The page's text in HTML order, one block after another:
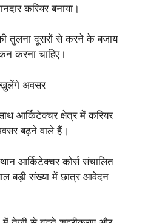
करियर बनाया।
तुलना दूसरों से करने के बजाय
करना चाहिए।
खुलेंगे अवसर
आर्किटेक्चर क्षेत्र में करियर
बढ़ने वाले हैं।
आर्किटेक्चर कोर्स संचालित
बड़ी संख्या में छात्र आवेदन